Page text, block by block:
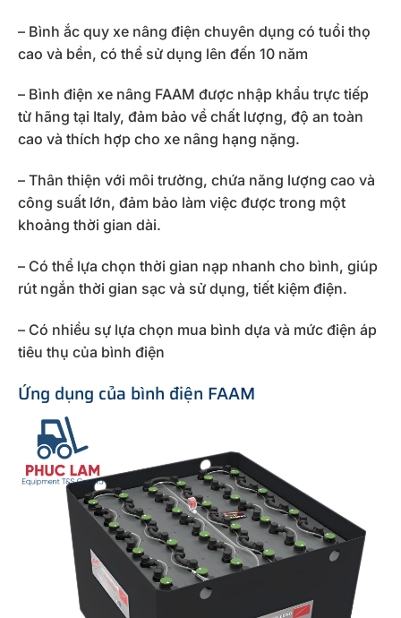
– Bình ắc quy xe nâng điện chuyên dụng có tuổi thọ
cao và bền, có thể sử dụng lên đến 10 năm
– Bình điện xe nâng FAAM được nhập khẩu trực tiếp
từ hãng tại Italy, đảm bảo về chất lượng, độ an toàn
cao và thích hợp cho xe nâng hạng nặng.
– Thân thiện với môi trường, chứa năng lượng cao và
công suất lớn, đảm bảo làm việc được trong một
khoảng thời gian dài.
– Có thể lựa chọn thời gian nạp nhanh cho bình, giúp
rút ngắn thời gian sạc và sử dụng, tiết kiệm điện.
– Có nhiều sự lựa chọn mua bình dựa và mức điện áp
tiêu thụ của bình điện
Ứng dụng của bình điện FAAM